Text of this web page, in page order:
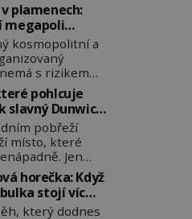
plamenech:
megapoli
lilku?
kosmopolitní a
s rizikem
vyhráno. Jen
člověk dokáže
jaká požární
Istanbul časů
čelilo město v
potenciální
a proč
tolik
pohlcuje
slavný Dunwich
pobřeží
místo, které
Jen
dnes hádal, že
kdysi stojí jeden
přístavů.
horečka: Když
stojí víc
dům
který dodnes